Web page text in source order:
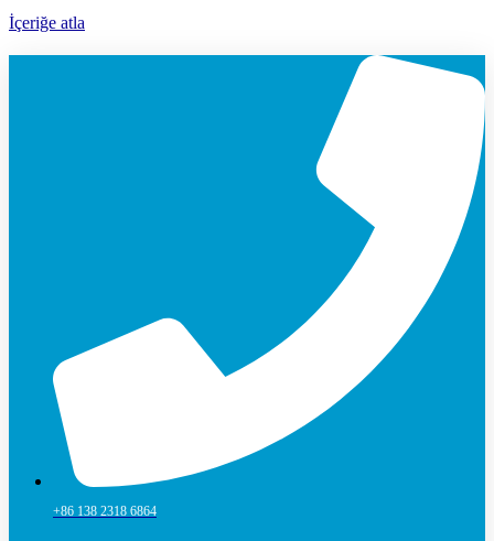
İçeriğe atla
+86 138 2318 6864